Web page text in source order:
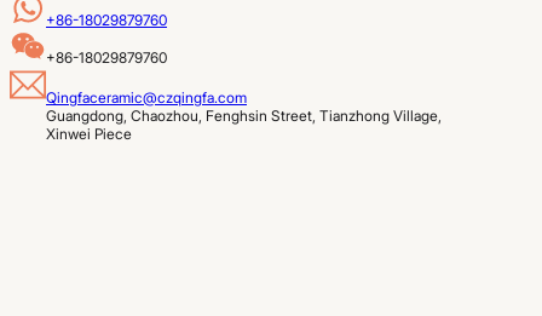
+86-18029879760
+86-18029879760
Qingfaceramic@czqingfa.com
Guangdong, Chaozhou, Fenghsin Street, Tianzhong Village,
Xinwei Piece